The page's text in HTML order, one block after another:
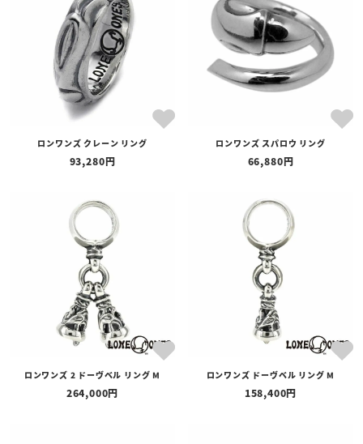
ロンワンズ クレーン リング
93,280
ロンワンズ スパロウ リング
66,880
ロンワンズ 2 ドーヴベル リング M
264,000
ロンワンズ ドーヴベル リング M
158,400